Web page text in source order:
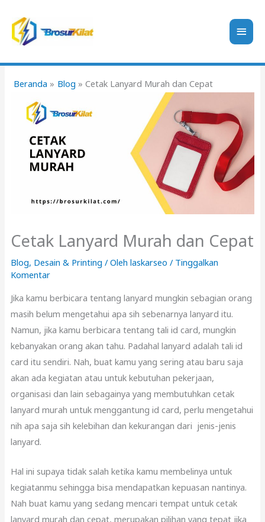
konten
Beranda Blog Cetak Lanyard Murah dan Cepat
Cetak Lanyard Murah dan Cepat
Blog, Desain & Printing / Oleh laskarseo / Tinggalkan
Komentar
Jika kamu berbicara tentang lanyard mungkin sebagian orang
masih belum mengetahui apa sih sebenarnya lanyard itu.
Namun, jika kamu berbicara tentang tali id card, mungkin
kebanyakan orang akan tahu. Padahal lanyard adalah tali id
card itu sendiri. Nah, buat kamu yang sering atau baru saja
akan ada kegiatan atau untuk kebutuhan pekerjaan,
organisasi dan lain sebagainya yang membutuhkan cetak
lanyard murah untuk menggantung id card, perlu mengetahui
nih apa saja sih kelebihan dan kekurangan dari jenis-jenis
lanyard.
Hal ini supaya tidak salah ketika kamu membelinya untuk
kegiatanmu sehingga bisa mendapatkan kepuasan nantinya.
Nah buat kamu yang sedang mencari tempat untuk cetak
lanyard murah dan cepat, merupakan pilihan yang tepat jika